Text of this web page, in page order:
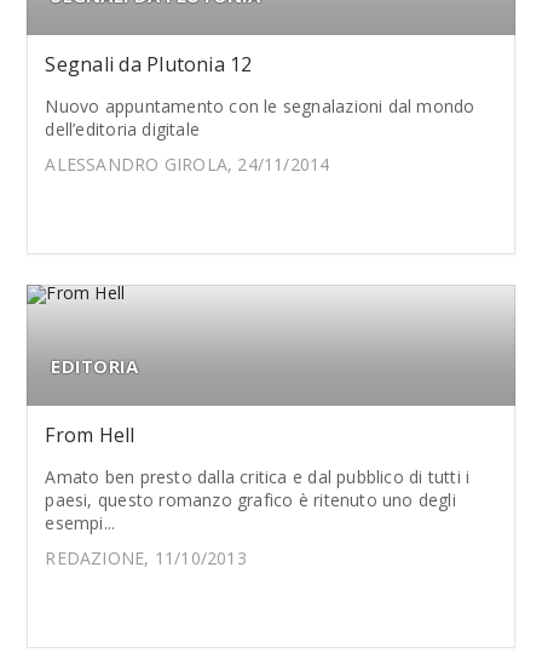
Segnali da Plutonia 12
Nuovo appuntamento con le segnalazioni dal mondo
dell’editoria digitale
ALESSANDRO GIROLA, 24/11/2014
EDITORIA
From Hell
Amato ben presto dalla critica e dal pubblico di tutti i
paesi, questo romanzo grafico è ritenuto uno degli
esempi...
REDAZIONE, 11/10/2013